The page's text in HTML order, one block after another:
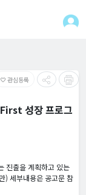
favorite_border 관심등록
성장 프로그
진출을 계획하고 있는
) 세부내용은 공고문 참